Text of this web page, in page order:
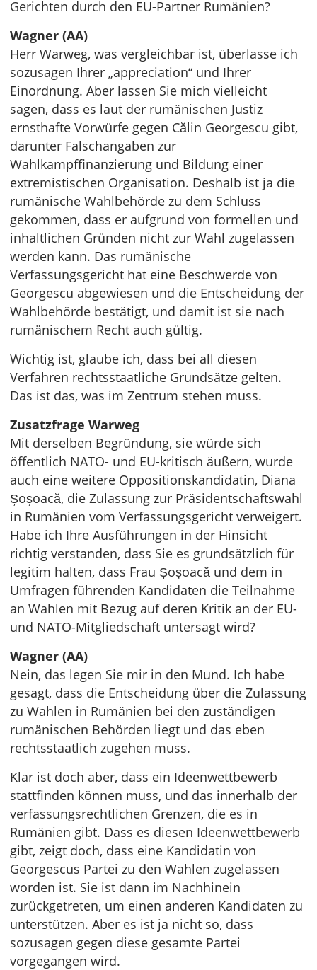
Gerichten durch den EU-Partner Rumänien?
Wagner (AA)
Herr Warweg, was vergleichbar ist, überlasse ich
sozusagen Ihrer „appreciation“ und Ihrer
Einordnung. Aber lassen Sie mich vielleicht
sagen, dass es laut der rumänischen Justiz
ernsthafte Vorwürfe gegen Călin Georgescu gibt,
darunter Falschangaben zur
Wahlkampffinanzierung und Bildung einer
extremistischen Organisation. Deshalb ist ja die
rumänische Wahlbehörde zu dem Schluss
gekommen, dass er aufgrund von formellen und
inhaltlichen Gründen nicht zur Wahl zugelassen
werden kann. Das rumänische
Verfassungsgericht hat eine Beschwerde von
Georgescu abgewiesen und die Entscheidung der
Wahlbehörde bestätigt, und damit ist sie nach
rumänischem Recht auch gültig.
Wichtig ist, glaube ich, dass bei all diesen
Verfahren rechtsstaatliche Grundsätze gelten.
Das ist das, was im Zentrum stehen muss.
Zusatzfrage Warweg
Mit derselben Begründung, sie würde sich
öffentlich NATO- und EU-kritisch äußern, wurde
auch eine weitere Oppositionskandidatin, Diana
Șoșoacă, die Zulassung zur Präsidentschaftswahl
in Rumänien vom Verfassungsgericht verweigert.
Habe ich Ihre Ausführungen in der Hinsicht
richtig verstanden, dass Sie es grundsätzlich für
legitim halten, dass Frau Șoșoacă und dem in
Umfragen führenden Kandidaten die Teilnahme
an Wahlen mit Bezug auf deren Kritik an der EU-
und NATO-Mitgliedschaft untersagt wird?
Wagner (AA)
Nein, das legen Sie mir in den Mund. Ich habe
gesagt, dass die Entscheidung über die Zulassung
zu Wahlen in Rumänien bei den zuständigen
rumänischen Behörden liegt und das eben
rechtsstaatlich zugehen muss.
Klar ist doch aber, dass ein Ideenwettbewerb
stattfinden können muss, und das innerhalb der
verfassungsrechtlichen Grenzen, die es in
Rumänien gibt. Dass es diesen Ideenwettbewerb
gibt, zeigt doch, dass eine Kandidatin von
Georgescus Partei zu den Wahlen zugelassen
worden ist. Sie ist dann im Nachhinein
zurückgetreten, um einen anderen Kandidaten zu
unterstützen. Aber es ist ja nicht so, dass
sozusagen gegen diese gesamte Partei
vorgegangen wird.